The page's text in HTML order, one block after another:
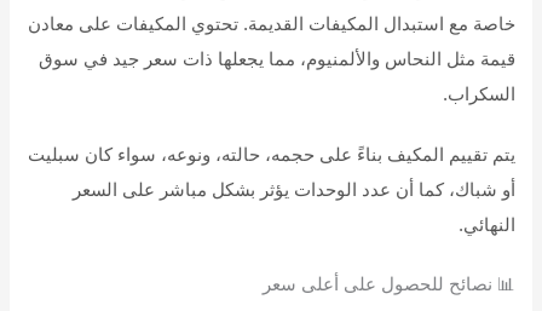
خاصة مع استبدال المكيفات القديمة. تحتوي المكيفات على معادن
قيمة مثل النحاس والألمنيوم، مما يجعلها ذات سعر جيد في سوق
السكراب.
يتم تقييم المكيف بناءً على حجمه، حالته، ونوعه، سواء كان سبليت
أو شباك، كما أن عدد الوحدات يؤثر بشكل مباشر على السعر
النهائي.
📊 نصائح للحصول على أعلى سعر